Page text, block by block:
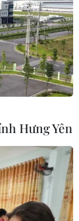
Hưng Yên